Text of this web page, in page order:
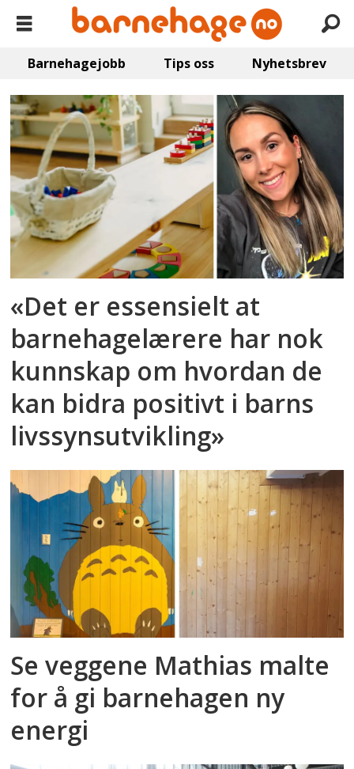
Barnehagejobb Tips oss Nyhetsbrev
Emne:
filosofi
«Det er essensielt at
barnehagelærere har nok
kunnskap om hvordan de
kan bidra positivt i barns
livssynsutvikling»
Se veggene Mathias malte
for å gi barnehagen ny
energi